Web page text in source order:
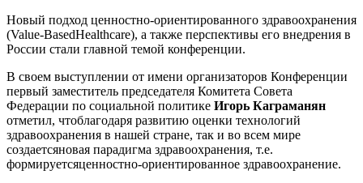
Новый подход ценностно-ориентированного здравоохранения
(Value-BasedHealthcare), а также перспективы его внедрения в
России стали главной темой конференции.
В своем выступлении от имени организаторов Конференции
первый заместитель председателя Комитета Совета
Федерации по социальной политике Игорь Каграманян
отметил, чтоблагодаря развитию оценки технологий
здравоохранения в нашей стране, так и во всем мире
создаетсяновая парадигма здравоохранения, т.е.
формируетсяценностно-ориентированное здравоохранение.